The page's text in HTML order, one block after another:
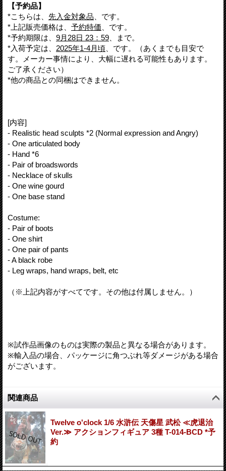
【予約品】
*こちらは、 先入金対象品 、です。
*上記販売価格は、 予約特価 、です。
*予約期限は、 9月28日 23：59 、まで。
*入荷予定は、 2025年1-4月頃 、です。（あくまでも目安で
す。メーカー事情により、大幅に遅れる可能性もあります。
ご了承ください）
*他の商品との同梱はできません。
[内容]
- Realistic head sculpts *2 (Normal expression and Angry)
- One articulated body
- Hand *6
- Pair of broadswords
- Necklace of skulls
- One wine gourd
- One base stand
Costume:
- Pair of boots
- One shirt
- One pair of pants
- A black robe
- Leg wraps, hand wraps, belt, etc
（※上記内容がすべてです。その他は付属しません。）
※試作品画像のものは実際の製品と異なる場合があります。
※輸入品の場合、パッケージに角つぶれ等ダメージがある場合
がございます。
関連商品
Twelve o'clock 1/6 水滸伝 天傷星 武松 ≪虎退治
Ver.≫ アクションフィギュア 3種 T-014-BCD *予
約